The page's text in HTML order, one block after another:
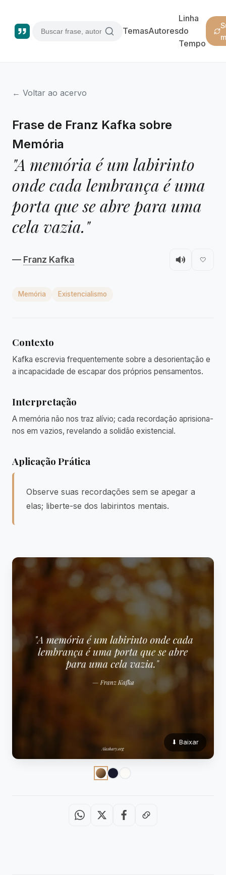
TemasAutores
Linha
do
Tempo
← Voltar ao acervo
Frase de Franz Kafka sobre
Memória
"A memória é um labirinto
onde cada lembrança é uma
porta que se abre para uma
cela vazia."
— Franz Kafka 🤍
Memória Existencialismo
Contexto
Kafka escrevia frequentemente sobre a desorientação e
a incapacidade de escapar dos próprios pensamentos.
Interpretação
A memória não nos traz alívio; cada recordação aprisiona-
nos em vazios, revelando a solidão existencial.
Aplicação Prática
Observe suas recordações sem se apegar a
elas; liberte-se dos labirintos mentais.
⬇ Baixar